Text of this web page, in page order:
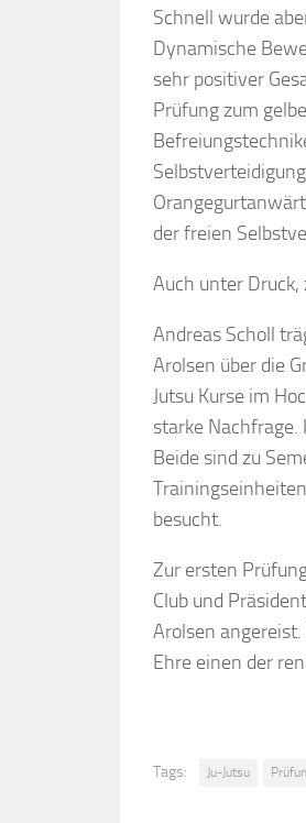
Schnell wurde
Dynamische
sehr positiver
Prüfung zum
der freien
Auch unter
Andreas Scholl
Arolsen über die
Jutsu Kurse im
starke Nachfrage.
Beide sind zu
besucht.
Zur ersten
Club und
Arolsen
Ehre einen der
Tags: Ju-Jutsu